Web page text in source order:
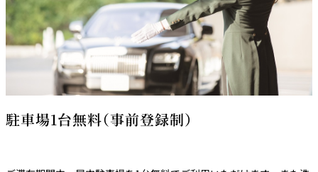
駐車場1台無料（事前登録制）